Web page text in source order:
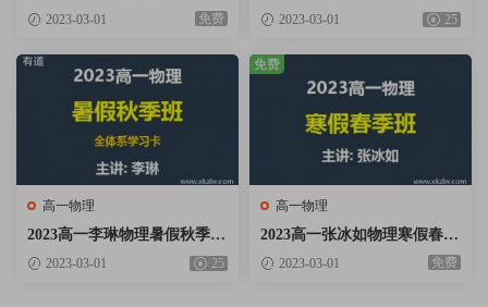
A+班网课视频资料百度云网
2023-03-01 免费
全体系学习卡网课视频资料百
2023-03-01 25
高一物理
2023高一李琳物理暑假秋季班
全体系学习卡网课视频资料百
2023-03-01 25
高一物理
2023高一张冰如物理寒假春季
班网课视频资料百度云网盘下
2023-03-01 免费
免费